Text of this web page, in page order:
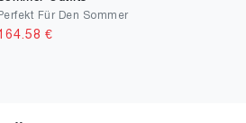
Perfekt Für Den Sommer
€